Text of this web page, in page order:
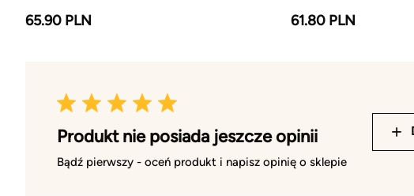
65.90 PLN 61.80 PLN
Produkt nie posiada jeszcze opinii
Bądź pierwszy - oceń produkt i napisz opinię o sklepie